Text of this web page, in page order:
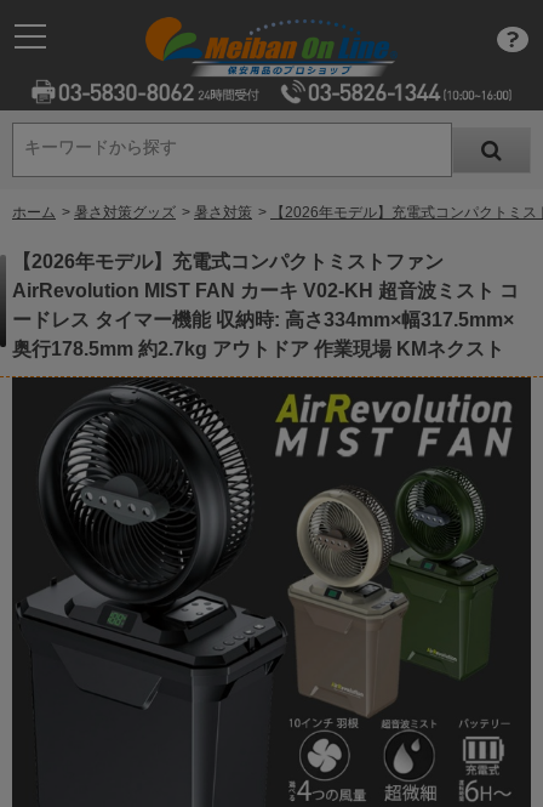
キーワードから探す
キーワードから探す
ホーム > 暑さ対策グッズ > 暑さ対策 > 【2026年モデル】充電式コンパクトミ
【2026年モデル】充電式コンパクトミストファン
AirRevolution MIST FAN カーキ V02-KH 超音波ミスト コ
ードレス タイマー機能 収納時: 高さ334mm×幅317.5mm×
奥行178.5mm 約2.7kg アウトドア 作業現場 KMネクスト